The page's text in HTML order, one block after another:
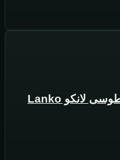
چسب کاشی پودری پرسلان طوسی لانکو Lanko